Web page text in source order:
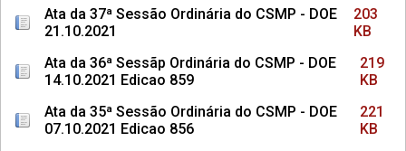
Ata da 37ª Sessão Ordinária do CSMP - DOE
21.10.2021
203
KB
Ata da 36ª Sessãp Ordinária do CSMP - DOE
14.10.2021 Edicao 859
219
KB
Ata da 35ª Sessão Ordinária do CSMP - DOE
07.10.2021 Edicao 856
221
KB